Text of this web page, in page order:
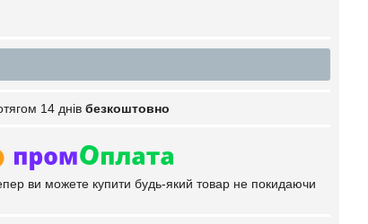
14 днів безкоштовно
ви можете купити будь-який товар не покидаючи